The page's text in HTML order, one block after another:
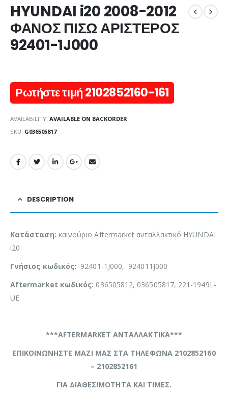
HYUNDAI i20 2008-2012
ΦΑΝΟΣ ΠΙΣΩ ΑΡΙΣΤΕΡΟΣ
92401-1J000
Ρωτήστε τιμή 2102852160-161
AVAILABILITY: AVAILABLE ON BACKORDER
SKU: G036505817
DESCRIPTION
Κατάσταση: καινούριο Aftermarket ανταλλακτικό HYUNDAI
i20
Γνήσιος κωδικός: 92401-1J000, 924011J000
Aftermarket κωδικός: 036505812, 036505817, 221-1949L-
UE
***AFTERMARKET ΑΝΤΑΛΛΑΚΤΙΚΑ***
ΕΠΙΚΟΙΝΩΝΗΣΤΕ ΜΑΖΙ ΜΑΣ ΣΤΑ ΤΗΛΕΦΩΝΑ 2102852160
– 2102852161
ΓΙΑ ΔΙΑΘΕΣΙΜΟΤΗΤΑ ΚΑΙ ΤΙΜΕΣ.